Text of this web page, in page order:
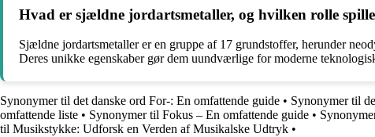
Hvad er sjældne jordartsmetaller, og hvilken rolle
Sjældne jordartsmetaller er en gruppe af 17 grundstoffer, herunder
Deres unikke egenskaber gør dem uundværlige for moderne
Synonymer til det danske ord For-: En omfattende guide • Synonymer til
omfattende liste • Synonymer til Fokus – En omfattende guide •
til Musikstykke: Udforsk en Verden af Musikalske Udtryk •